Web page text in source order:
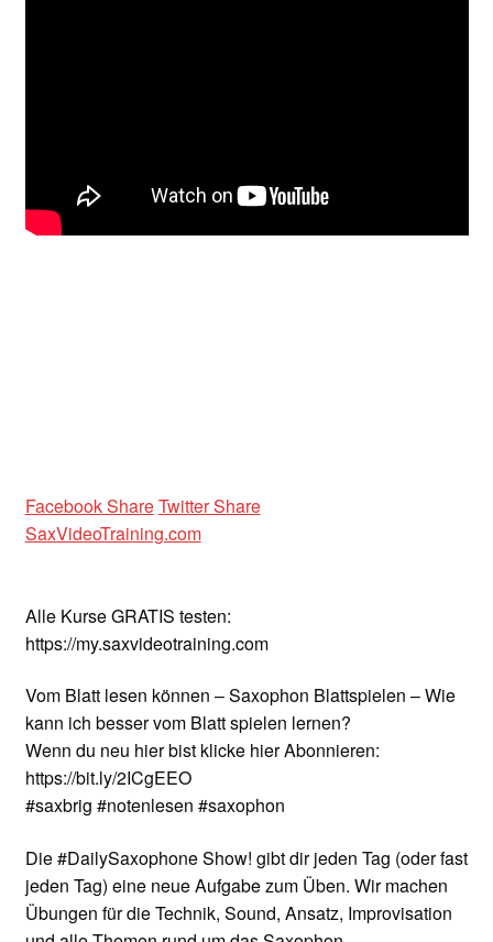
KONTAKT
Facebook ShareTwitter Share
SaxVideoTraining.com
Alle Kurse GRATIS testen:
https://my.saxvideotraining.com
Vom Blatt lesen können – Saxophon Blattspielen – Wie
kann ich besser vom Blatt spielen lernen?
Wenn du neu hier bist klicke hier Abonnieren:
https://bit.ly/2ICgEEO
#saxbrig #notenlesen #saxophon
Die #DailySaxophone Show! gibt dir jeden Tag (oder fast
jeden Tag) eine neue Aufgabe zum Üben. Wir machen
Übungen für die Technik, Sound, Ansatz, Improvisation